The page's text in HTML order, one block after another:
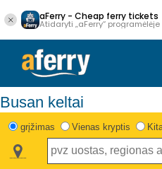
aFerry - Cheap ferry tickets
Atidaryti „aFerry“ programėlėje
Busan keltai
grįžimas Vienas kryptis